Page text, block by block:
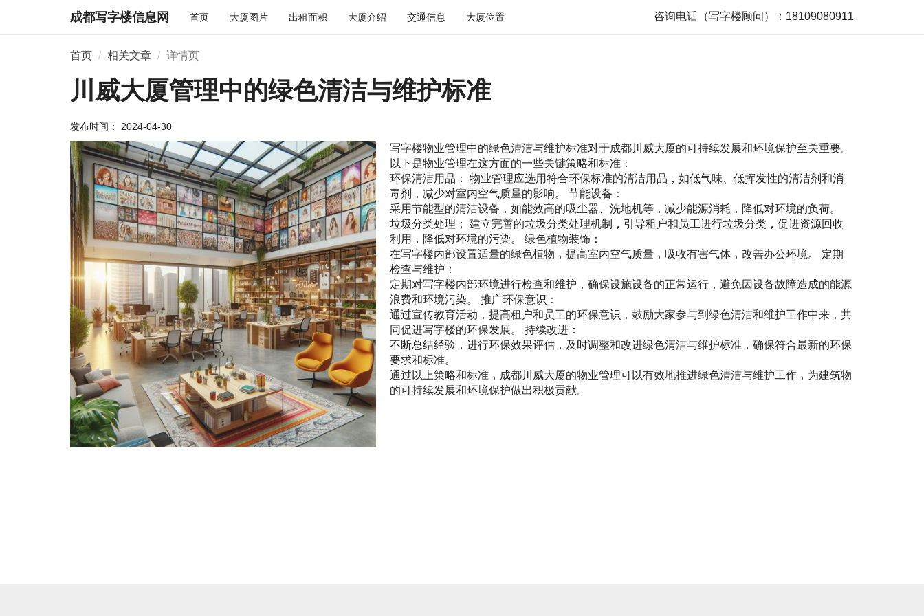
成都写字楼信息网 首页 大厦图片 出租面积 大厦介绍 交通信息 大厦位置 咨询电话（写字楼顾问）：18109080911
首页 相关文章 详情页
川威大厦管理中的绿色清洁与维护标准
发布时间： 2024-04-30
写字楼物业管理中的绿色清洁与维护标准对于成都川威大厦的可持续发展和环境保护至关重要。
以下是物业管理在这方面的一些关键策略和标准：
环保清洁用品： 物业管理应选用符合环保标准的清洁用品，如低气味、低挥发性的清洁剂和消
毒剂，减少对室内空气质量的影响。 节能设备：
采用节能型的清洁设备，如能效高的吸尘器、洗地机等，减少能源消耗，降低对环境的负荷。
垃圾分类处理： 建立完善的垃圾分类处理机制，引导租户和员工进行垃圾分类，促进资源回收
利用，降低对环境的污染。 绿色植物装饰：
在写字楼内部设置适量的绿色植物，提高室内空气质量，吸收有害气体，改善办公环境。 定期
检查与维护：
定期对写字楼内部环境进行检查和维护，确保设施设备的正常运行，避免因设备故障造成的能源
浪费和环境污染。 推广环保意识：
通过宣传教育活动，提高租户和员工的环保意识，鼓励大家参与到绿色清洁和维护工作中来，共
同促进写字楼的环保发展。 持续改进：
不断总结经验，进行环保效果评估，及时调整和改进绿色清洁与维护标准，确保符合最新的环保
要求和标准。
通过以上策略和标准，成都川威大厦的物业管理可以有效地推进绿色清洁与维护工作，为建筑物
的可持续发展和环境保护做出积极贡献。